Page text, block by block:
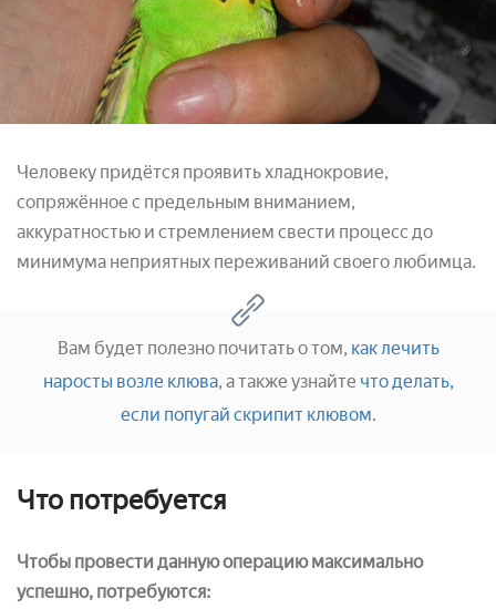
Человеку придётся проявить хладнокровие,
сопряжённое с предельным вниманием,
аккуратностью и стремлением свести процесс до
минимума неприятных переживаний своего любимца.
Вам будет полезно почитать о том, как лечить
наросты возле клюва, а также узнайте что делать,
если попугай скрипит клювом.
Что потребуется
Чтобы провести данную операцию максимально
успешно, потребуются: